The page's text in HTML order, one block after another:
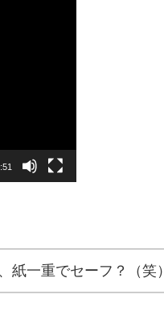
紙一重でセーフ？（笑）